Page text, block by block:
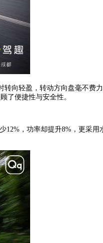
向轻盈，转动方向盘毫不费
了便捷性与安全性。
，功率却提升8%，更采